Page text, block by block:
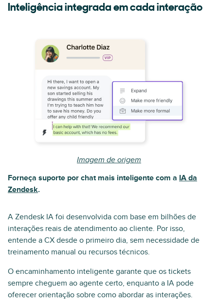
Inteligência integrada em cada interação
Imagem de origem
Forneça suporte por chat mais inteligente com a IA da
Zendesk.
A Zendesk IA foi desenvolvida com base em bilhões de
interações reais de atendimento ao cliente. Por isso,
entende a CX desde o primeiro dia, sem necessidade de
treinamento manual ou recursos técnicos.
O encaminhamento inteligente garante que os tickets
sempre cheguem ao agente certo, enquanto a IA pode
oferecer orientação sobre como abordar as interações.